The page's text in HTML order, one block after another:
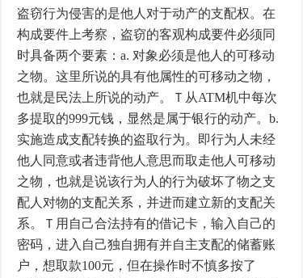
盗窃行为侵害的是他人对于动产的支配权。在
构成要件上考察，盗窃的客观构成要件必须同
时具备两个要素：a. 对象必须是他人的可移动
之物。这里所说的具有他属性的可移动之物，
也就是民法上所说的动产。Ｔ从ATM机中每次
多提取的999元钱，显然是属于银行的动产。b.
实施造成支配转换的盗取行为。即行为人未经
他人同意或者违背他人意思而取走他人可移动
之物，也就是说该行为人的行为破坏了物之支
配人对物的支配关系，并进而建立新的支配关
系。Ｔ用自己合法持有的借记卡，输入自己的
密码，进入自己独自拥有并自主支配的储蓄账
户，想取款100元，但在操作时不慎多按了